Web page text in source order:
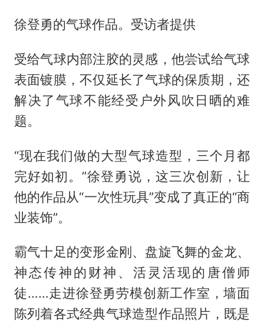
徐登勇的气球作品。受访者提供
受给气球内部注胶的灵感，他尝试给气球
表面镀膜，不仅延长了气球的保质期，还
解决了气球不能经受户外风吹日晒的难
题。
“现在我们做的大型气球造型，三个月都
完好如初。”徐登勇说，这三次创新，让
他的作品从“一次性玩具”变成了真正的“商
业装饰”。
霸气十足的变形金刚、盘旋飞舞的金龙、
神态传神的财神、活灵活现的唐僧师
徒……走进徐登勇劳模创新工作室，墙面
陈列着各式经典气球造型作品照片，既是